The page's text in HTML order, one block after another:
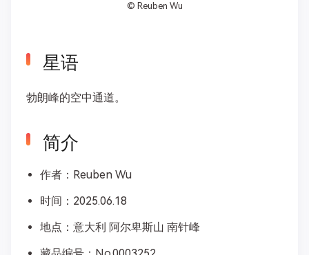
© Reuben Wu
星语
勃朗峰的空中通道。
简介
作者：Reuben Wu
时间：2025.06.18
地点：意大利 阿尔卑斯山 南针峰